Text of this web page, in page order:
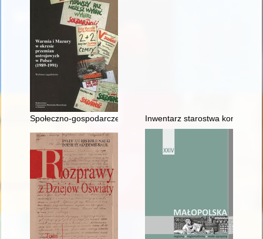
Społeczno-gospodarcze skutki przemian ustrojowych w
Inwentarz starostwa